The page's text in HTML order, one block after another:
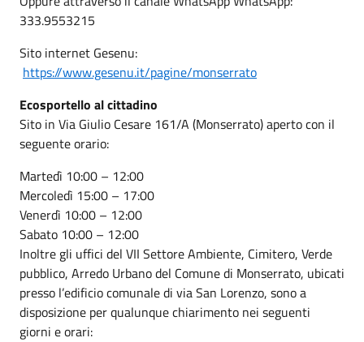
333.9553215
Sito internet Gesenu:
https://www.gesenu.it/pagine/monserrato
Ecosportello al cittadino
Sito in Via Giulio Cesare 161/A (Monserrato) aperto con il
seguente orario:
Martedì 10:00 – 12:00
Mercoledì 15:00 – 17:00
Venerdì 10:00 – 12:00
Sabato 10:00 – 12:00
Inoltre gli uffici del VII Settore Ambiente, Cimitero, Verde
pubblico, Arredo Urbano del Comune di Monserrato, ubicati
presso l’edificio comunale di via San Lorenzo, sono a
disposizione per qualunque chiarimento nei seguenti
giorni e orari: